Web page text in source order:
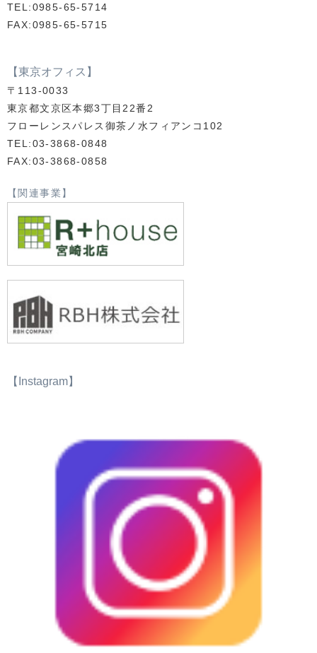
TEL:0985-65-5714
FAX:0985-65-5715
【東京オフィス】
〒113-0033
東京都文京区本郷3丁目22番2
フローレンスパレス御茶ノ水フィアンコ102
TEL:03-3868-0848
FAX:03-3868-0858
【関連事業】
【Instagram】